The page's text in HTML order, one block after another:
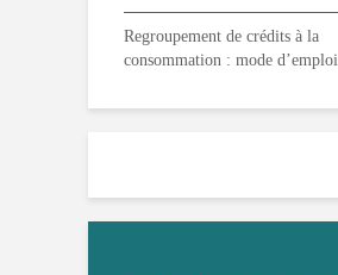
Regroupement de crédits à la
consommation : mode d’emploi